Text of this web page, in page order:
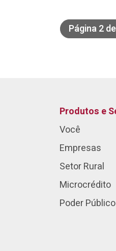
Página 2
Produtos e
Você
Empresas
Setor Rural
Microcrédito
Poder Público